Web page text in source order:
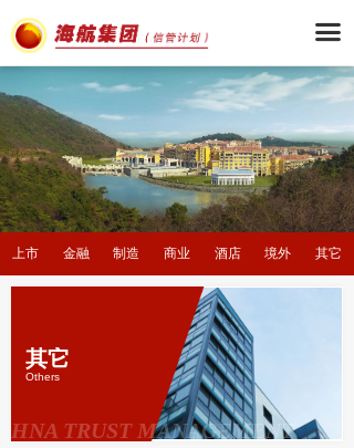
끀
上市 金融 制造 商业 酒店 境外 其它
其它
Others
HNA TRUST MANAGEMENT